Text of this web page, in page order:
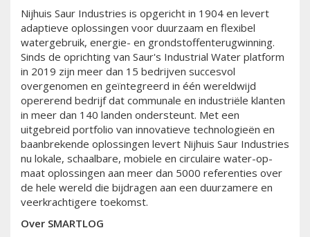
Nijhuis Saur Industries is opgericht in 1904 en levert
adaptieve oplossingen voor duurzaam en flexibel
watergebruik, energie- en grondstoffenterugwinning.
Sinds de oprichting van Saur's Industrial Water platform
in 2019 zijn meer dan 15 bedrijven succesvol
overgenomen en geïntegreerd in één wereldwijd
opererend bedrijf dat communale en industriële klanten
in meer dan 140 landen ondersteunt. Met een
uitgebreid portfolio van innovatieve technologieën en
baanbrekende oplossingen levert Nijhuis Saur Industries
nu lokale, schaalbare, mobiele en circulaire water-op-
maat oplossingen aan meer dan 5000 referenties over
de hele wereld die bijdragen aan een duurzamere en
veerkrachtigere toekomst.
Over SMARTLOG